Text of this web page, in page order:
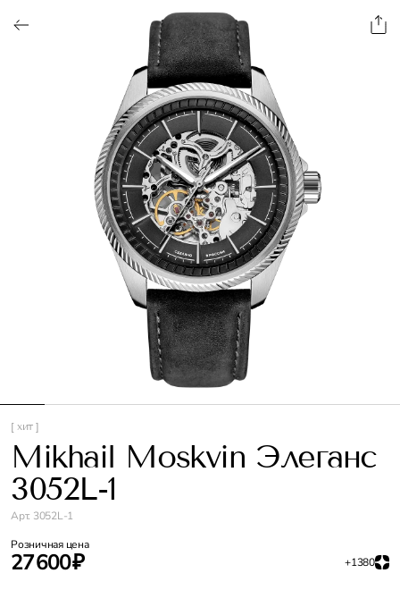
[ хит ]
Mikhail Moskvin Элеганс
3052L-1
Арт. 3052L-1
Розничная цена
27 600 ₽ +1380